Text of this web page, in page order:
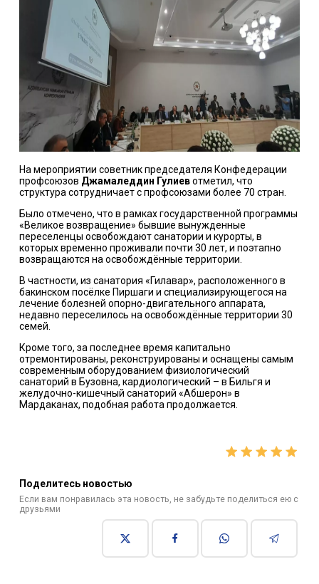
На мероприятии советник председателя Конфедерации
профсоюзов Джамаледдин Гулиевотметил, что
структура сотрудничает с профсоюзами более 70 стран.
Было отмечено, что в рамках государственной программы
«Великое возвращение» бывшие вынужденные
переселенцы освобождают санатории и курорты, в
которых временно проживали почти 30 лет, и поэтапно
возвращаются на освобождённые территории.
В частности, из санатория «Гилавар», расположенного в
бакинском посёлке Пиршаги и специализирующегося на
лечение болезней опорно-двигательного аппарата,
недавно переселилось на освобождённые территории 30
семей.
Кроме того, за последнее время капитально
отремонтированы, реконструированы и оснащены самым
современным оборудованием физиологический
санаторий в Бузовна, кардиологический – в Бильгя и
желудочно-кишечный санаторий «Абшерон» в
Мардаканах, подобная работа продолжается.
Поделитесь новостью
Если вам понравилась эта новость, не забудьте поделиться ею с
друзьями